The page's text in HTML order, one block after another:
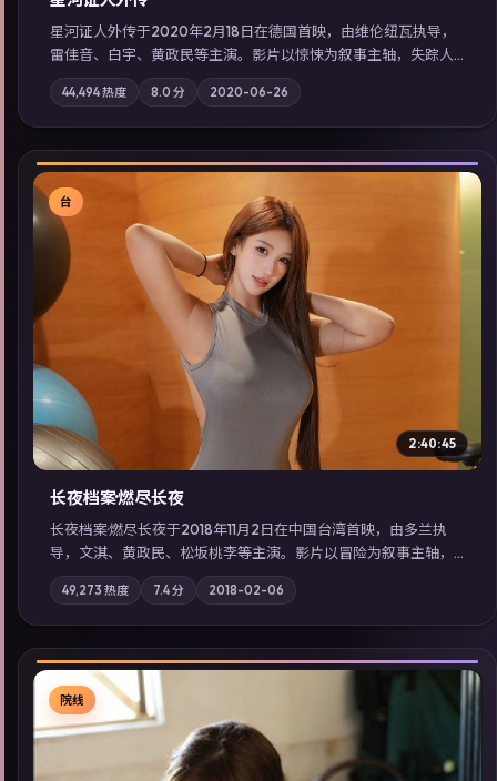
星河证人外传于2020年2月18日在德国首映，由维伦纽瓦执导，
雷佳音、白宇、黄政民等主演。影片以惊悚为叙事主轴，失踪人
口档案牵出跨国灰色产业链；摄影与配乐强化地域气质；站内亦
可通过「国产免费观看高清电视剧在线看」延展检索同类型高分
佳作，畅享高清在线追剧体验。
44,494热度 8.0 分 2020-06-26
▶
台
2:40:45
长夜档案·燃尽长夜
长夜档案·燃尽长夜于2018年11月2日在中国台湾首映，由多兰执
导，文淇、黄政民、松坂桃李等主演。影片以冒险为叙事主轴，
亲情与职责必须在倒计时结束前做出抉择；摄影与配乐强化地域
气质；站内亦可通过「国产免费观看高清电视剧在线看」延展检
索同类型高分佳作，畅享高清在线追剧体验。
49,273 热度 7.4分 2018-02-06
院线